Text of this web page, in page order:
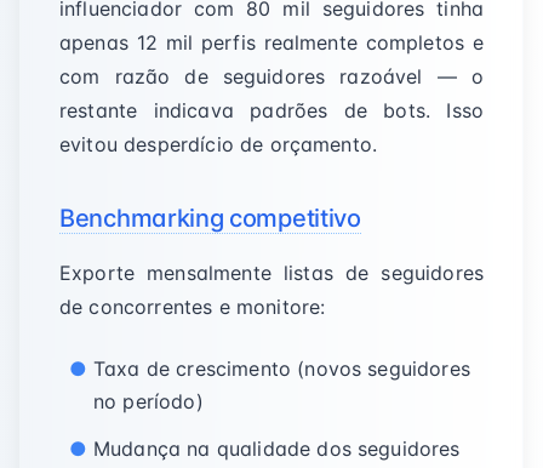
influenciador com 80 mil seguidores tinha
apenas 12 mil perfis realmente completos e
com razão de seguidores razoável — o
restante indicava padrões de bots. Isso
evitou desperdício de orçamento.
Benchmarking competitivo
Exporte mensalmente listas de seguidores
de concorrentes e monitore:
Taxa de crescimento (novos seguidores
no período)
Mudança na qualidade dos seguidores